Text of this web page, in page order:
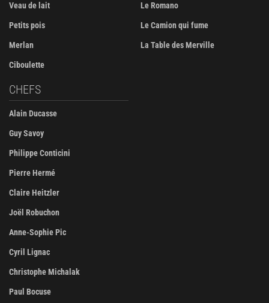
Veau de lait
Petits pois
Merlan
Ciboulette
Le Romano
Le Camion qui fume
La Table des Merville
CHEFS
Alain Ducasse
Guy Savoy
Philippe Conticini
Pierre Hermé
Claire Heitzler
Joël Robuchon
Anne-Sophie Pic
Cyril Lignac
Christophe Michalak
Paul Bocuse